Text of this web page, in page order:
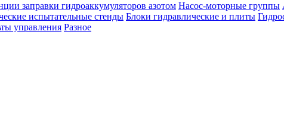
заправки гидроаккумуляторов азотом Насос-моторные группы
испытательные стенды Блоки гидравлические и плиты
управления Разное